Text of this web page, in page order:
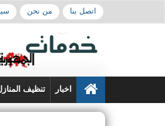
اتصل بنا من نحن
اخبار تنظيف